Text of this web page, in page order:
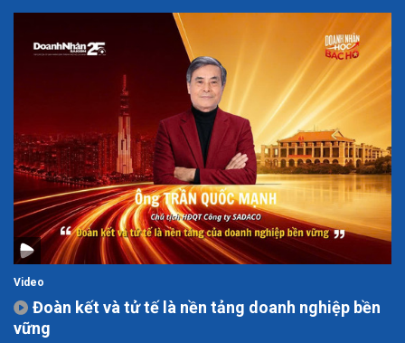
Video
Đoàn kết và tử tế là nền tảng doanh nghiệp bền
vững